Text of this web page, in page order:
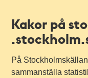
Kakor på
På
sammanställa